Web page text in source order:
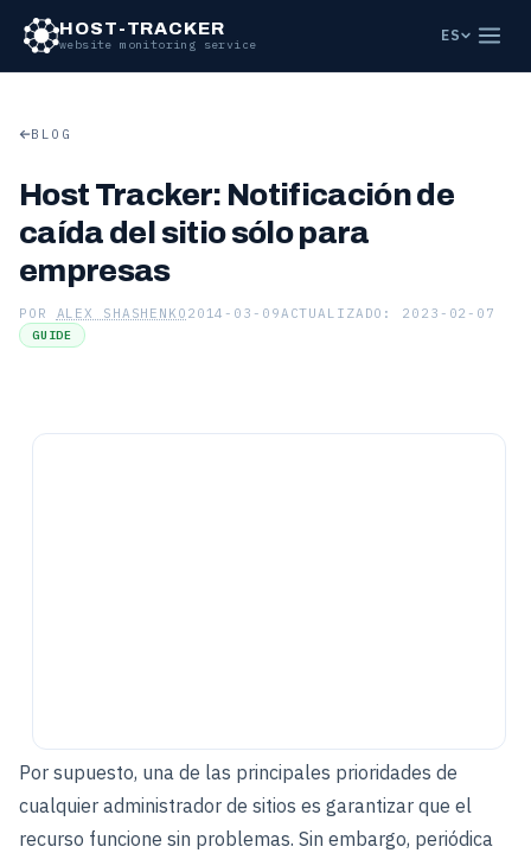
HOST-TRACKER
website monitoring service
ES
BLOG
Host Tracker: Notificación de
caída del sitio sólo para
empresas
POR ALEX SHASHENKO 2014-03-09ACTUALIZADO: 2023-02-07
GUIDE
Por supuesto, una de las principales prioridades de
cualquier administrador de sitios es garantizar que el
recurso funcione sin problemas. Sin embargo, periódica